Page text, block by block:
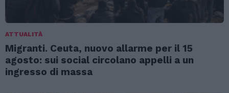
ATTUALITÀ
Migranti. Ceuta, nuovo allarme per il 15
agosto: sui social circolano appelli a un
ingresso di massa